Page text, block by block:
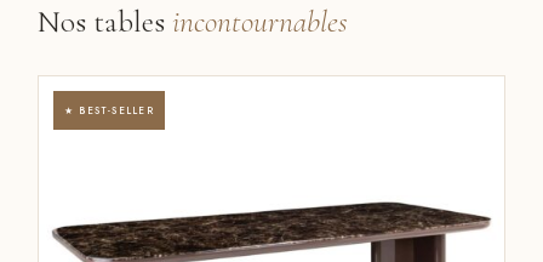
Nos tables incontournables
★ BEST-SELLER